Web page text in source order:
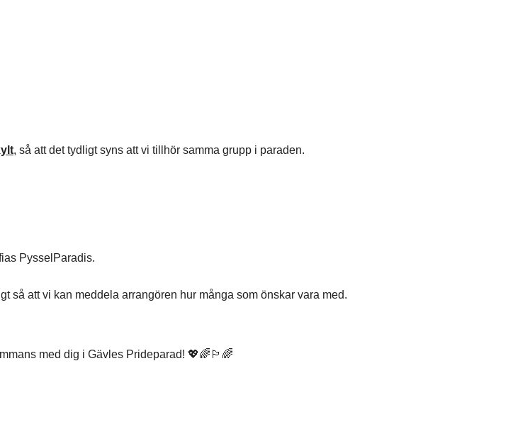
, så att det tydligt syns att vi tillhör samma grupp i paraden.
PysselParadis.
så att vi kan meddela arrangören hur många som önskar vara med.
med dig i Gävles Prideparad! 💖🌈🏳️‍🌈